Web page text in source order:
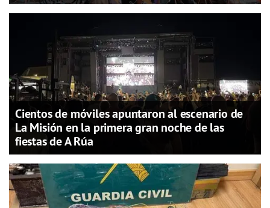
Cientos de móviles apuntaron al escenario de
La Misión en la primera gran noche de las
fiestas de A Rúa